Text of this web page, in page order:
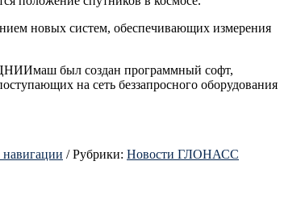
новых систем, обеспечивающих измерения
ЦНИИмаш был создан программный софт,
на сеть беззапросного оборудования
навигации / Рубрики: Новости ГЛОНАСС